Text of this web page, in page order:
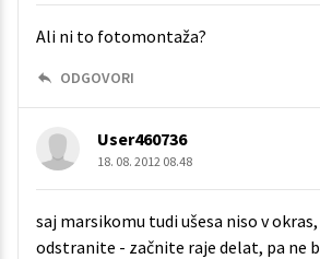
Ali ni to fotomontaža?
ODGOVORI
User460736
18. 08. 2012 08.48
saj marsikomu tudi ušesa niso v
odstranite - začnite raje delat, pa ne